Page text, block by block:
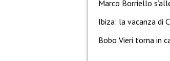
Marco Borriello
Ibiza: la vacanza di
Bobo Vieri torna in